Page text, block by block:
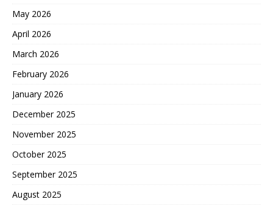
May 2026
April 2026
March 2026
February 2026
January 2026
December 2025
November 2025
October 2025
September 2025
August 2025